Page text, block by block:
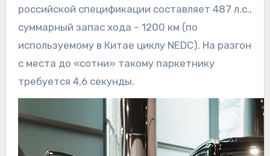
российской спецификации составляет 487 л.с.,
суммарный запас хода – 1200 км (по
используемому в Китае циклу NEDC). На разгон
с места до «сотни» такому паркетнику
требуется 4,6 секунды.